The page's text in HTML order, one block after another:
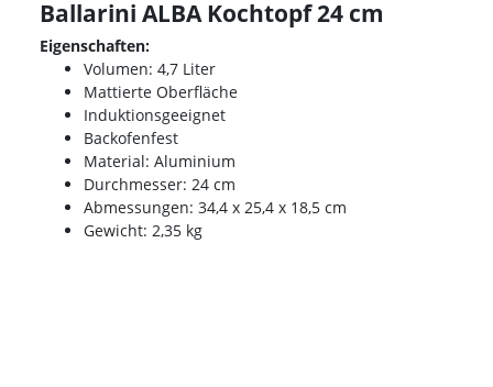
Ballarini ALBA Kochtopf 24 cm
Eigenschaften:
Volumen: 4,7 Liter
Mattierte Oberfläche
Induktionsgeeignet
Backofenfest
Material: Aluminium
Durchmesser: 24 cm
Abmessungen: 34,4 x 25,4 x 18,5 cm
Gewicht: 2,35 kg